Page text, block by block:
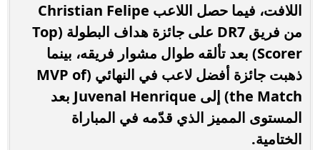
اللافت، فيما حصل اللاعب Christian Felipe
من فريق DR7 على جائزة هداف البطولة (Top
Scorer) بعد تألقه طوال مشوار فريقه، بينما
ذهبت جائزة أفضل لاعب في النهائي (MVP of
the Match) إلى Juvenal Henrique بعد
المستوى المميز الذي قدّمه في المباراة
الختامية.